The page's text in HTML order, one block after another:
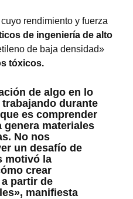
rendimiento y fuerza
de ingeniería de alto
de baja densidad»
tóxicos.
de algo en lo
durante
es comprender
genera materiales
No nos
un desafío de
motivó la
crear
partir de
manifiesta